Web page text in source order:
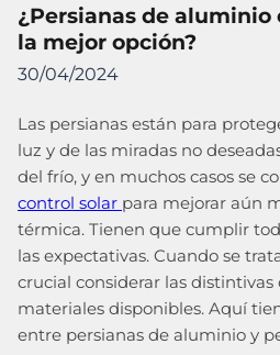
¿Persianas de aluminio
la mejor opción?
30/04/2024
Las persianas están para
luz y de las miradas no
del frío, y en muchos casos se
control solar para mejorar aún
térmica. Tienen que cumplir
las expectativas. Cuando se
crucial considerar las distintivas
materiales disponibles. Aquí
entre persianas de aluminio y